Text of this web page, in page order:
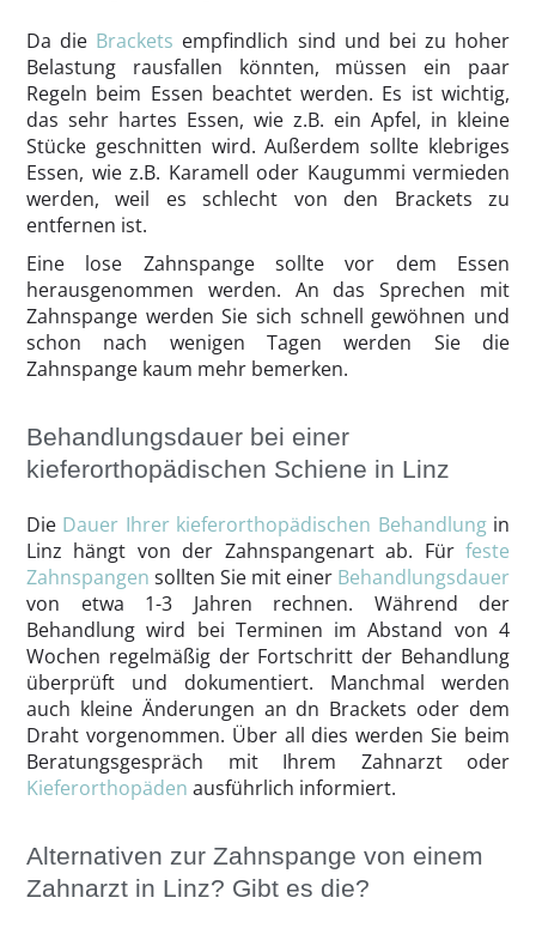
Da die Brackets empfindlich sind und bei zu hoher
Belastung rausfallen könnten, müssen ein paar
Regeln beim Essen beachtet werden. Es ist wichtig,
das sehr hartes Essen, wie z.B. ein Apfel, in kleine
Stücke geschnitten wird. Außerdem sollte klebriges
Essen, wie z.B. Karamell oder Kaugummi vermieden
werden, weil es schlecht von den Brackets zu
entfernen ist.
Eine lose Zahnspange sollte vor dem Essen
herausgenommen werden. An das Sprechen mit
Zahnspange werden Sie sich schnell gewöhnen und
schon nach wenigen Tagen werden Sie die
Zahnspange kaum mehr bemerken.
Behandlungsdauer bei einer
kieferorthopädischen Schiene in Linz
Die Dauer Ihrer kieferorthopädischen Behandlungin
Linz hängt von der Zahnspangenart ab. Für feste
Zahnspangen sollten Sie mit einer Behandlungsdauer
von etwa 1-3 Jahren rechnen. Während der
Behandlung wird bei Terminen im Abstand von 4
Wochen regelmäßig der Fortschritt der Behandlung
überprüft und dokumentiert. Manchmal werden
auch kleine Änderungen an dn Brackets oder dem
Draht vorgenommen. Über all dies werden Sie beim
Beratungsgespräch mit Ihrem Zahnarzt oder
Kieferorthopäden ausführlich informiert.
Alternativen zur Zahnspange von einem
Zahnarzt in Linz? Gibt es die?